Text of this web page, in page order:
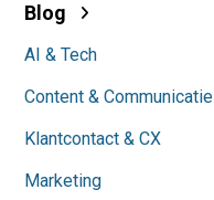
Blog
AI & Tech
Content & Communicatie
Klantcontact & CX
Marketing